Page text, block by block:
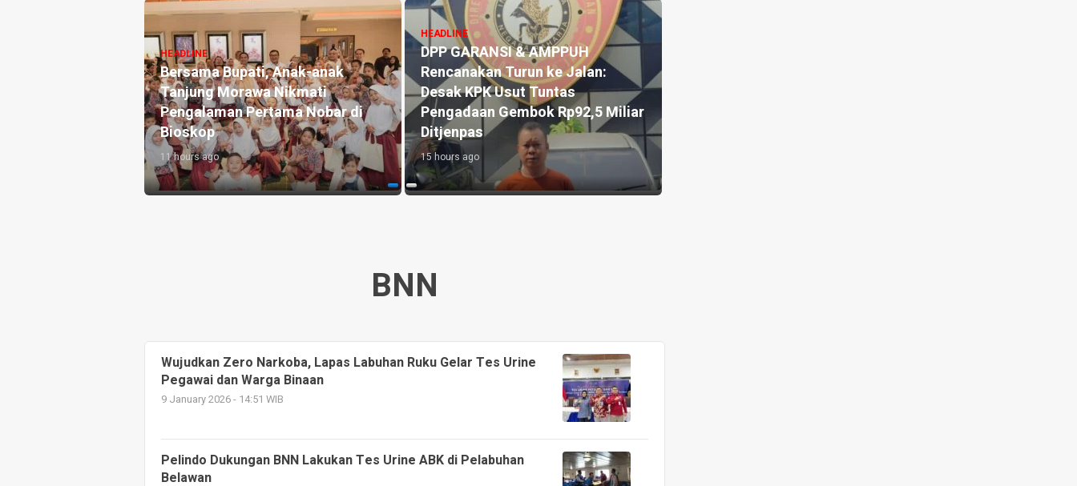
Bersama Bupati, Anak-anak
Tanjung Morawa Nikmati
Pengalaman Pertama Nobar di
11 hours ago
HEADLINE
DPP GARANSI & AMPPUH
Rencanakan Turun ke Jalan:
Desak KPK Usut Tuntas
Pengadaan Gembok Rp92,5 Miliar
Ditjenpas
15 hours ago
HEADLINE
Sambut HUT RI Ke-81, Ricky
Anthony Buka Turnamen Sepak
Takraw RA Cup I 2026
15 hours ago
BNN
Wujudkan Zero Narkoba, Lapas Labuhan Ruku Gelar Tes Urine
Pegawai dan Warga Binaan
9 January 2026 - 14:51 WIB
Pelindo Dukungan BNN Lakukan Tes Urine ABK di Pelabuhan
Belawan